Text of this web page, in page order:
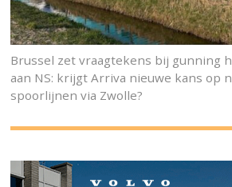
Brussel zet vraagtekens bij gunning
aan NS: krijgt Arriva nieuwe kans op
spoorlijnen via Zwolle?